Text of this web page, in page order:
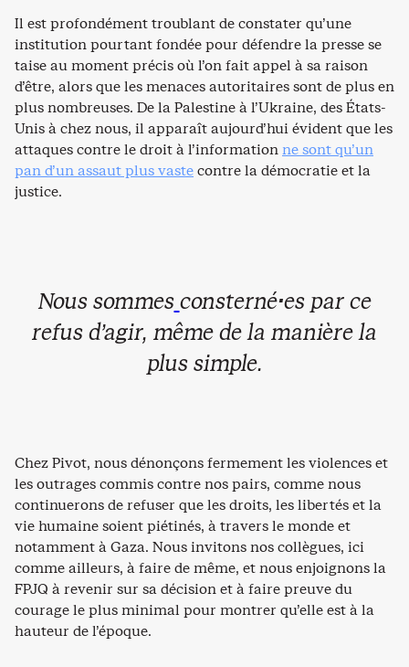
Il est profondément troublant de constater qu’une
institution pourtant fondée pour défendre la presse se
taise au moment précis où l’on fait appel à sa raison
d’être, alors que les menaces autoritaires sont de plus en
plus nombreuses. De la Palestine à l’Ukraine, des États-
Unis à chez nous, il apparaît aujourd’hui évident que les
attaques contre le droit à l’informationne sont qu’un
pan d’un assaut plus vastecontre la démocratie et la
justice.
Nous sommes consterné·es par ce
refus d’agir, même de la manière la
plus simple.
Chez Pivot, nous dénonçons fermement les violences et
les outrages commis contre nos pairs, comme nous
continuerons de refuser que les droits, les libertés et la
vie humaine soient piétinés, à travers le monde et
notamment à Gaza. Nous invitons nos collègues, ici
comme ailleurs, à faire de même, et nous enjoignons la
FPJQ à revenir sur sa décision et à faire preuve du
courage le plus minimal pour montrer qu’elle est à la
hauteur de l’époque.